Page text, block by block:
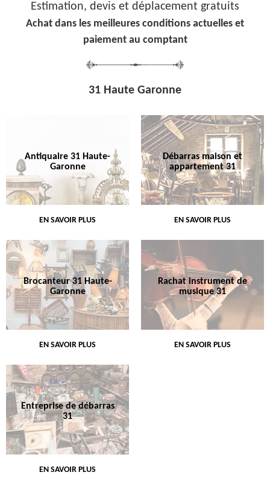
Estimation, devis et déplacement gratuits
Achat dans les meilleures conditions actuelles et
paiement au comptant
31 Haute Garonne
Antiquaire 31 Haute-
Garonne
EN SAVOIR PLUS
Débarras maison et
appartement 31
EN SAVOIR PLUS
Brocanteur 31 Haute-
Garonne
EN SAVOIR PLUS
Rachat instrument de
musique 31
EN SAVOIR PLUS
Entreprise de débarras
31
EN SAVOIR PLUS